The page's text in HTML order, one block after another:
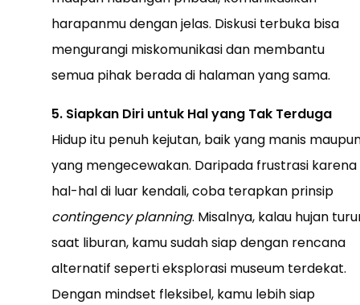
harapanmu dengan jelas. Diskusi terbuka bisa
mengurangi miskomunikasi dan membantu
semua pihak berada di halaman yang sama.
5. Siapkan Diri untuk Hal yang Tak Terduga
Hidup itu penuh kejutan, baik yang manis
yang mengecewakan. Daripada frustrasi karena
hal-hal di luar kendali, coba terapkan prinsip
contingency planning. Misalnya, kalau hujan
saat liburan, kamu sudah siap dengan rencana
alternatif seperti eksplorasi museum terdekat.
Dengan mindset fleksibel, kamu lebih siap